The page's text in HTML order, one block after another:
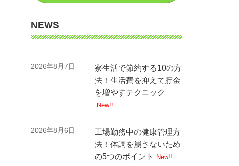
NEWS
2026年8月7日
寮生活で節約する10の方
法！生活費を抑えて貯金
を増やすテクニック
New!!
2026年8月6日
工場勤務中の健康管理方
法！体調を崩さないため
の5つのポイント
New!!